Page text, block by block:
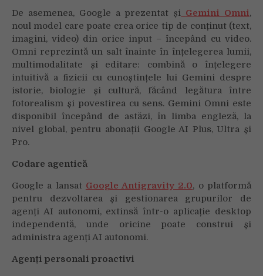
De asemenea, Google a prezentat și Gemini Omni,
noul model care poate crea orice tip de conținut (text,
imagini, video) din orice input – începând cu video.
Omni reprezintă un salt înainte în înțelegerea lumii,
multimodalitate și editare: combină o înțelegere
intuitivă a fizicii cu cunoștințele lui Gemini despre
istorie, biologie și cultură, făcând legătura între
fotorealism și povestirea cu sens. Gemini Omni este
disponibil începând de astăzi, în limba engleză, la
nivel global, pentru abonații Google AI Plus, Ultra și
Pro.
Codare agentică
Google a lansat Google Antigravity 2.0, o platformă
pentru dezvoltarea și gestionarea grupurilor de
agenți AI autonomi, extinsă într-o aplicație desktop
independentă, unde oricine poate construi și
administra agenți AI autonomi.
Agenți personali proactivi